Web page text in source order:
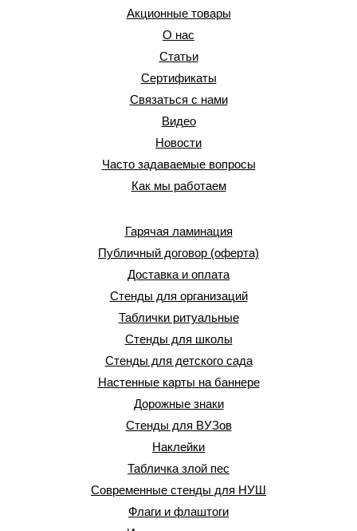
Акционные товары
О нас
Статьи
Сертификаты
Связаться с нами
Видео
Новости
Часто задаваемые вопросы
Как мы работаем
Гарячая ламинация
Публичный договор (оферта)
Доставка и оплата
Стенды для организаций
Таблички ритуальные
Стенды для школы
Стенды для детского сада
Настенные карты на баннере
Дорожные знаки
Стенды для ВУЗов
Наклейки
Табличка злой пес
Современные стенды для НУШ
Флаги и флаштоги